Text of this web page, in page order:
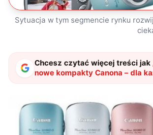
Sytuacja w tym segmencie rynku
Chcesz czytać więcej treści jak
nowe kompakty Canona – dla
miłego"?